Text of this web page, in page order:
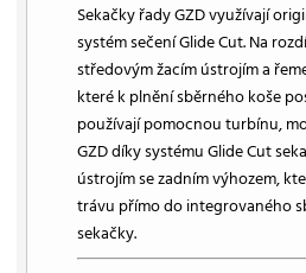
Sekačky řady GZD využívají
systém sečení Glide Cut. Na
středovým žacím ústrojím a
které k plnění sběrného koše
používají pomocnou turbínu,
GZD díky systému Glide Cut
ústrojím se zadním výhozem,
trávu přímo do integrovaného
sekačky.